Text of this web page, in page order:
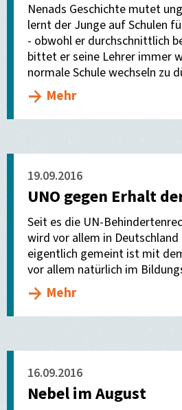
Nenads Geschichte mutet
lernt der Junge auf Schulen
- obwohl er durchschnittlich
bittet er seine Lehrer immer
normale Schule wechseln zu
Mehr
19.09.2016
UNO gegen Erhalt
Seit es die UN-
wird vor allem in
eigentlich gemeint ist mit
vor allem natürlich im
Mehr
16.09.2016
Nebel im August